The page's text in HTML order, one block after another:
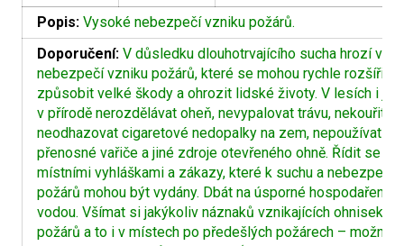
Popis: Vysoké nebezpečí vzniku požárů.
Doporučení: V důsledku dlouhotrvajícího sucha hrozí
nebezpečí vzniku požárů, které se mohou rychle rozšířit a
způsobit velké škody a ohrozit lidské životy. V lesích i
v přírodě nerozdělávat oheň, nevypalovat trávu, nekouřit a
neodhazovat cigaretové nedopalky na zem, nepoužívat
přenosné vařiče a jiné zdroje otevřeného ohně. Řídit se
místními vyhláškami a zákazy, které k suchu a nebezpečí
požárů mohou být vydány. Dbát na úsporné hospodaření s
vodou. Všímat si jakýkoliv náznaků vznikajících ohnisek
požárů a to i v místech po předešlých požárech – možnost